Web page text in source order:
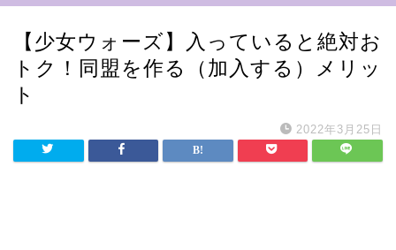
【少女ウォーズ】入っていると絶対お
トク！同盟を作る（加入する）メリッ
ト
2022年3月25日